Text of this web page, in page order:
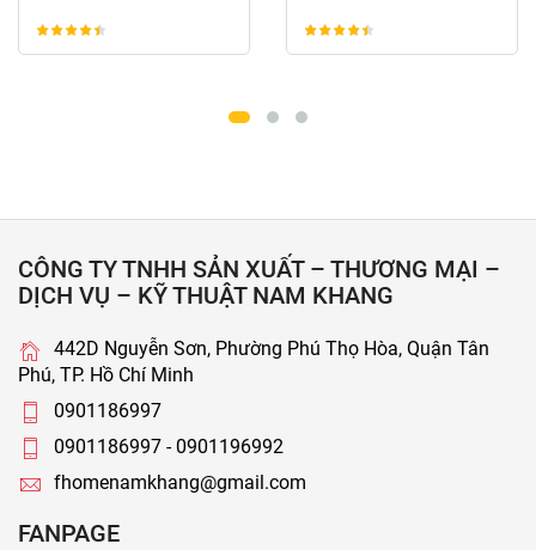
CÔNG TY TNHH SẢN XUẤT – THƯƠNG MẠI –
DỊCH VỤ – KỸ THUẬT NAM KHANG
442D Nguyễn Sơn, Phường Phú Thọ Hòa, Quận Tân
Phú, TP. Hồ Chí Minh
0901186997
0901186997 - 0901196992
fhomenamkhang@gmail.com
FANPAGE